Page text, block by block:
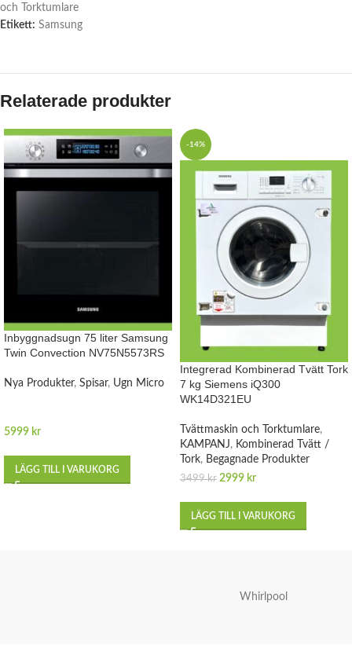
och Torktumlare
Etikett: Samsung
Relaterade produkter
Inbyggnadsugn 75 liter Samsung
Twin Convection NV75N5573RS
Nya Produkter, Spisar, Ugn Micro
5999 kr
LÄGG TILL I VARUKORG
-14%
Integrerad Kombinerad Tvätt Tork
7 kg Siemens iQ300
WK14D321EU
Tvättmaskin och Torktumlare,
KAMPANJ, Kombinerad Tvätt /
Tork, Begagnade Produkter
3499kr 2999 kr
LÄGG TILL I VARUKORG
Whirlpool